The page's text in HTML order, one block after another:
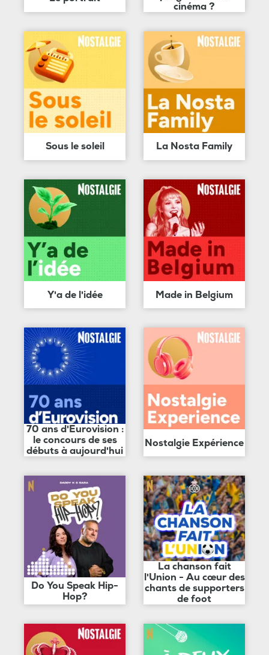
cinéma ?
Sous le soleil La Nosta Family
Y'a de l'idée Made in Belgium
70 ans d'Eurovision :
le concours de ses
débuts à aujourd'hui
Nostalgie Expérience
Do You Speak Hip-
Hop?
La chanson fait
l'Union - Au cœur des
chants de supporters
de foot